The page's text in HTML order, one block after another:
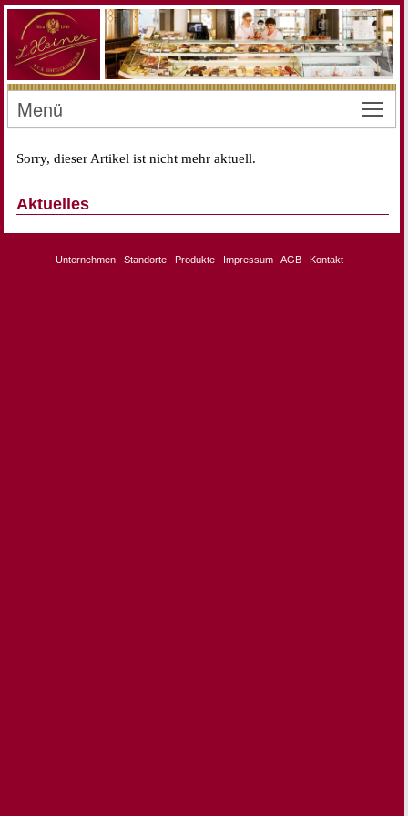
Menü
Sorry, dieser Artikel ist nicht mehr aktuell.
Aktuelles
Unternehmen Standorte Produkte Impressum AGB Kontakt